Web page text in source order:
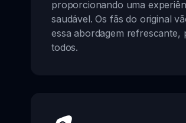
proporcionando uma
saudável. Os fãs do original
essa abordagem refrescante,
todos.